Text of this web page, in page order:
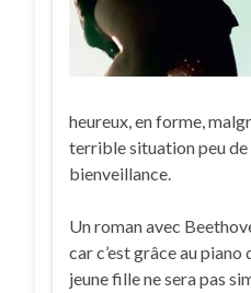
heureux, en forme,
terrible situation peu de
bienveillance.
Un roman avec
car c’est grâce au
jeune fille ne sera pas